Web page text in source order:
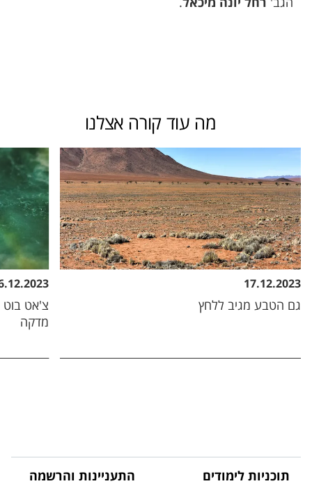
רחל יונה מיכאל
מה עוד קורה אצלנו
17.12.2023
גם הטבע מגיב ללחץ
צ'אט בוט
מדקה
תוכניות לימודים התעניינות והרשמה